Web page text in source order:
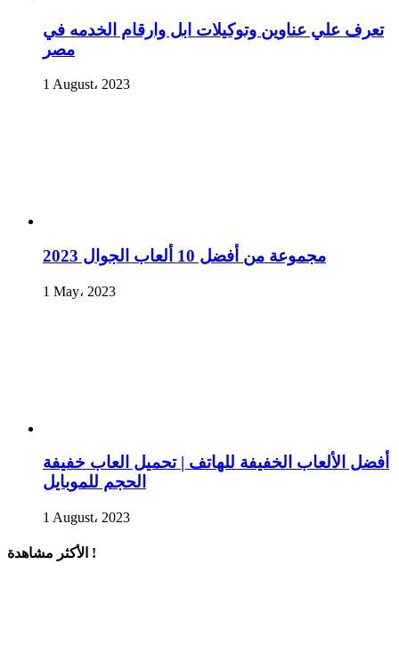
تعرف علي عناوين وتوكيلات ابل وارقام الخدمه في
مصر
1 August، 2023
مجموعة من أفضل 10 ألعاب الجوال 2023
1 May، 2023
أفضل الألعاب الخفيفة للهاتف | تحميل العاب خفيفة
الحجم للموبايل
1 August، 2023
الأكثر مشاهدة !